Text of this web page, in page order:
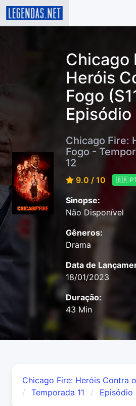
Chicago
Heróis
Fogo
Episódio
Chicago Fire:
Fogo -
12
9.0 / 10 🇧🇷
Sinopse:
Não Disponível
Gêneros:
Drama
Data de
18/01/2023
Duração:
43 Min
Chicago Fire: Heróis Contra
Temporada 11
Episódio